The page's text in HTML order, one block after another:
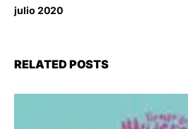
julio 2020
RELATED POSTS